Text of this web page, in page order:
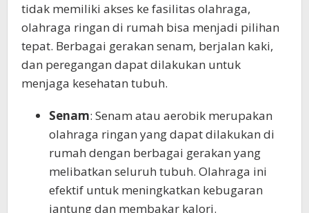
tidak memiliki akses ke fasilitas olahraga,
olahraga ringan di rumah bisa menjadi pilihan
tepat. Berbagai gerakan senam, berjalan kaki,
dan peregangan dapat dilakukan untuk
menjaga kesehatan tubuh.
Senam: Senam atau aerobik merupakan
olahraga ringan yang dapat dilakukan di
rumah dengan berbagai gerakan yang
melibatkan seluruh tubuh. Olahraga ini
efektif untuk meningkatkan kebugaran
jantung dan membakar kalori.